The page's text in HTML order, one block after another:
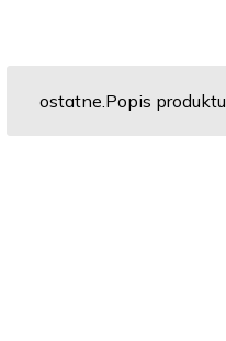
ostatne.Popis produktu